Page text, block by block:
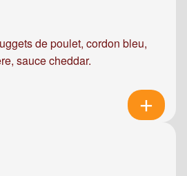
de poulet, cordon bleu,
sauce cheddar.